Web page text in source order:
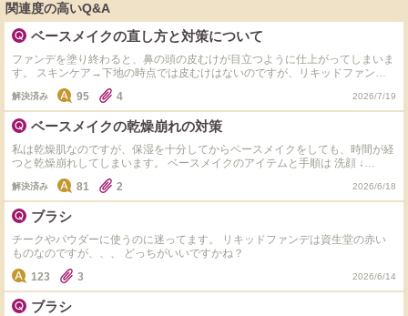
関連度の高いQ&A
ベースメイクの直し方と対策について
ファンデを塗り終わると、鼻の頭の皮むけが目立つように仕上がってしまいま
す。 スキンケア→下地の時点では皮むけはないのですが、リキッドファンデ
を塗ると皮むけが目立ちます。 私は乾燥肌ですが、やはり保湿が足りていな
いのでしょうか？ 保湿は力を入れているつもりなのですが、他に対策など教
えていただきたいです。 また、そうなってしまった場合はどうやって直した
らいいでしょうか？ 今まで直そうとして、鼻のファンデを保湿クリームでオ
フ→保湿クリームを鼻に塗って保湿をする→リキッドファンデを重ねる の手
順で行っていましたが、こうやると毛穴に白いものが溜まってしまい汚く見え
ます。 なにか良い直し方があれば教えて頂きたいです。 使ってるベースメイ
クのアイテムはタグ付けします。 保湿クリームは、皮膚科で処方していただ
いているヒルドイドです。 スキンケアの工程の最後に使っています。
解決済み 95 4 2026/7/19
ベースメイクの乾燥崩れの対策
私は乾燥肌なのですが、保湿を十分してからベースメイクをしても、時間が経
つと乾燥崩れしてしまいます。 ベースメイクのアイテムと手順は 洗顔 ↓
ANUA PDRN美容液 ↓ ルルルンプレシャスGREEN(化粧水代わり) ↓ 皮膚科で
もらっている保湿クリーム ↓ ティッシュオフ ↓ アリィー クロノビューティ フ
ラットスムースフィルター(下地)をスポンジで塗る ↓ 資生堂 エッセンススキン
グロウ(ファンデ)をフェイスデュオ(専用ブラシ)で塗る ↓ Innisfreeのパウダー
をブラシで塗る 上記を踏まえて、乾燥崩れに対する化粧直しのアイテムと方
法、対策について教えていただきたいです。 今までノーファンデで過ごして
きてベースメイク初心者です。 よろしくお願いいたします。
解決済み 81 2 2026/6/18
ブラシ
チークやパウダーに使うのに迷ってます。 リキッドファンデは資生堂の赤い
ものなのですが、、、 どっちがいいですかね？
123
3 2026/6/14
ブラシ